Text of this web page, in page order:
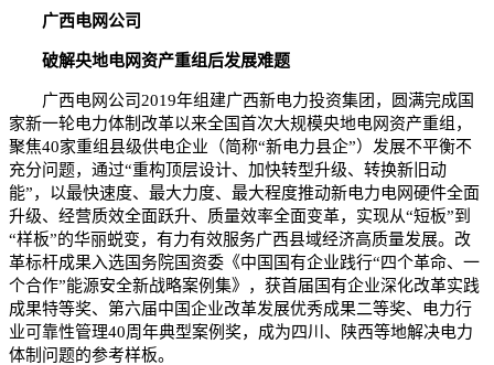
广西电网公司
破解央地电网资产重组后发展难题
广西电网公司2019年组建广西新电力投资集团，圆满完成国
家新一轮电力体制改革以来全国首次大规模央地电网资产重组，
聚焦40家重组县级供电企业（简称“新电力县企”）发展不平衡不
充分问题，通过“重构顶层设计、加快转型升级、转换新旧动
能”，以最快速度、最大力度、最大程度推动新电力电网硬件全面
升级、经营质效全面跃升、质量效率全面变革，实现从“短板”到
“样板”的华丽蜕变，有力有效服务广西县域经济高质量发展。改
革标杆成果入选国务院国资委《中国国有企业践行“四个革命、一
个合作”能源安全新战略案例集》，获首届国有企业深化改革实践
成果特等奖、第六届中国企业改革发展优秀成果二等奖、电力行
业可靠性管理40周年典型案例奖，成为四川、陕西等地解决电力
体制问题的参考样板。